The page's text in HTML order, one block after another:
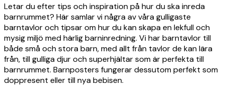
Letar du efter tips och inspiration på hur du ska inreda
barnrummet? Här samlar vi några av våra gulligaste
barntavlor och tipsar om hur du kan skapa en lekfull och
mysig miljö med härlig barninredning. Vi har barntavlor till
både små och stora barn, med allt från tavlor de kan lära
från, till gulliga djur och superhjältar som är perfekta till
barnrummet. Barnposters fungerar dessutom perfekt som
doppresent eller till nya bebisen.